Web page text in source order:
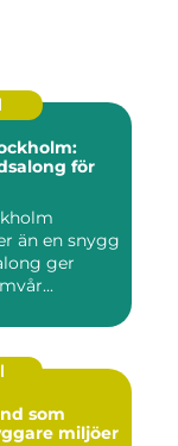
för
än en snygg
ger
som
miljöer